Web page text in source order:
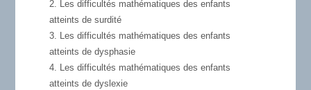
2. Les difficultés mathématiques des enfants
atteints de surdité
3. Les difficultés mathématiques des enfants
atteints de dysphasie
4. Les difficultés mathématiques des enfants
atteints de dyslexie